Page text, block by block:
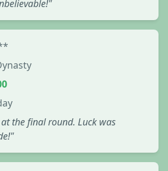
the final round. Luck was